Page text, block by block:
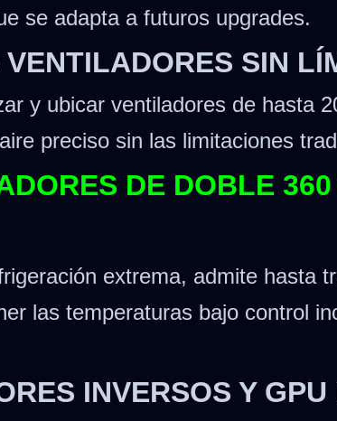
se adapta a futuros upgrades.
SIN
y ubicar ventiladores de hasta
preciso sin las limitaciones
DE DOBLE
extrema, admite hasta
las temperaturas bajo control
INVERSOS Y